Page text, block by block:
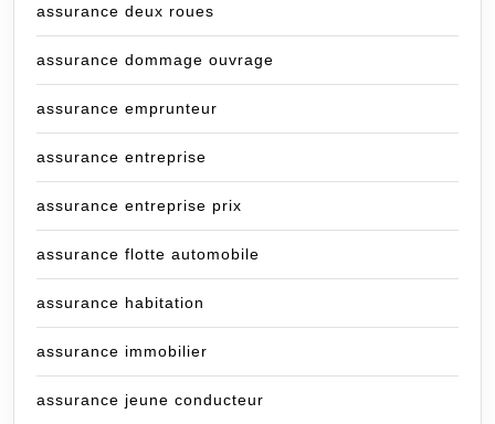
assurance deux roues
assurance dommage ouvrage
assurance emprunteur
assurance entreprise
assurance entreprise prix
assurance flotte automobile
assurance habitation
assurance immobilier
assurance jeune conducteur